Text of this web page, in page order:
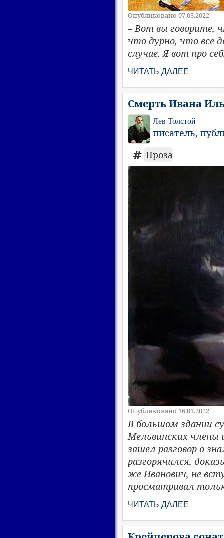
Опубликовано 07.03.2022
– Вот вы говорите,
что дурно, что все
случае. Я вот про
ЧИТАТЬ ДАЛЕЕ
Смерть Ивана
Лев Толстой
писатель,
Проза
Опубликовано 16.01.2022
В большом здании
Мельвинских члены
зашел разговор о
разгорячился,
же Иванович, не
просматривал
ЧИТАТЬ ДАЛЕЕ